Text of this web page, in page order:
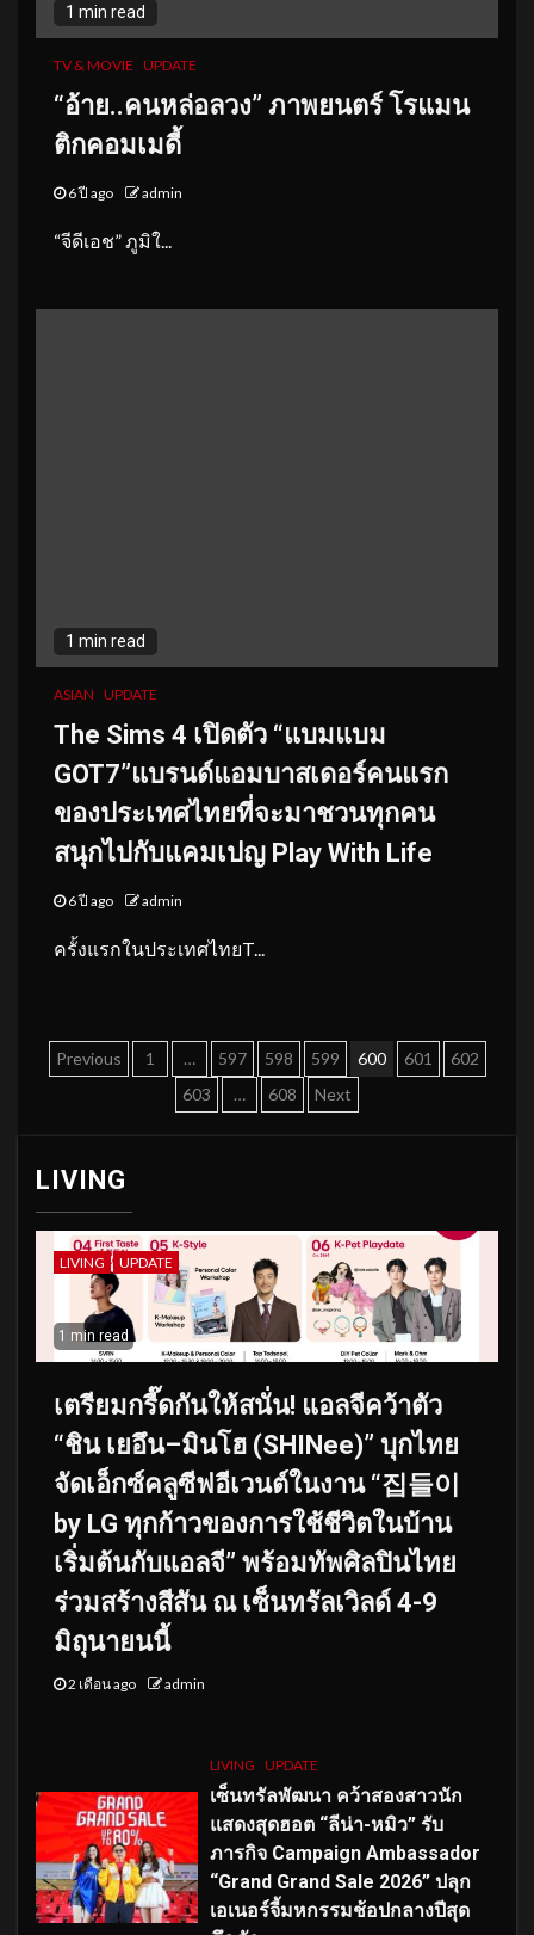
1 min read
TV & MOVIE UPDATE
“อ้าย..คนหล่อลวง” ภาพยนตร์ โรแมน
ติกคอมเมดี้
6 ปี ago admin
“จีดีเอช” ภูมิใ...
1 min read
ASIAN UPDATE
The Sims 4 เปิดตัว “แบมแบม
GOT7”แบรนด์แอมบาสเดอร์คนแรก
ของประเทศไทยที่จะมาชวนทุกคน
สนุกไปกับแคมเปญ Play With Life
6 ปี ago admin
ครั้งแรกในประเทศไทยT...
Posts
pagination
Previous 1 … 597 598 599 600 601
602
603
… 608 Next
LIVING
LIVING UPDATE
1 min read
เตรียมกรี๊ดกันให้สนั่น! แอลจีคว้าตัว
“ชิน เยอึน–มินโฮ (SHINee)” บุกไทย
จัดเอ็กซ์คลูซีฟอีเวนต์ในงาน “집들이
by LG ทุกก้าวของการใช้ชีวิตในบ้าน
เริ่มต้นกับแอลจี” พร้อมทัพศิลปินไทย
ร่วมสร้างสีสัน ณ เซ็นทรัลเวิลด์ 4-9
มิถุนายนนี้
2 เดือน ago admin
LIVING UPDATE
เซ็นทรัลพัฒนา คว้าสองสาวนัก
แสดงสุดฮอต “ลีน่า-หมิว” รับ
ภารกิจ Campaign Ambassador
“Grand Grand Sale 2026” ปลุก
เอเนอร์จี้มหกรรมช้อปกลางปีสุด